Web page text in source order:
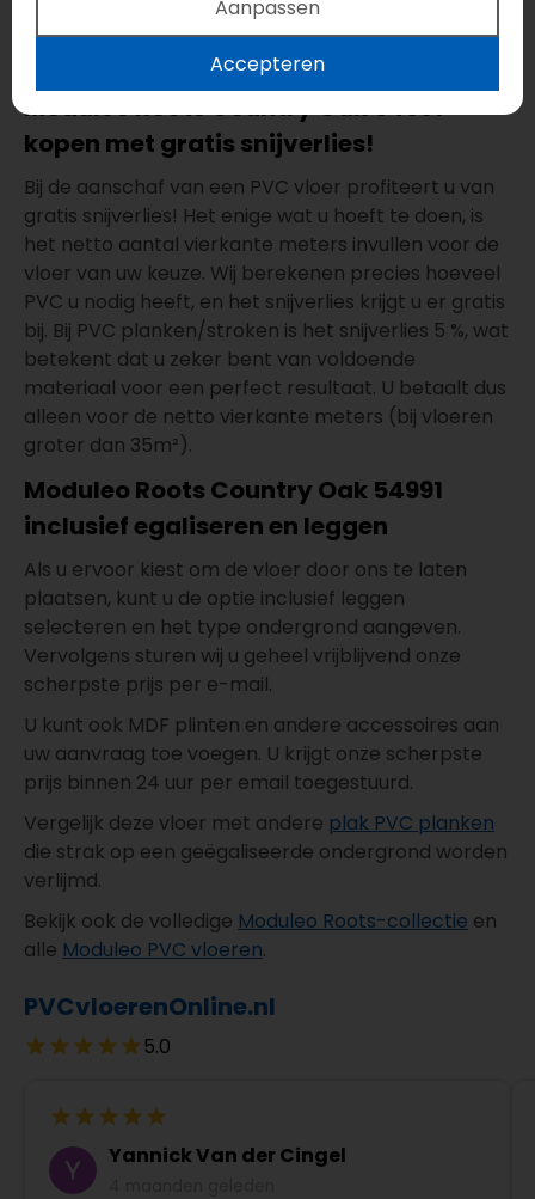
vloerverwarming - vloerkoeling, geluiddempend en
geschikt voor voor natte ruimtes.
Moduleo Roots Country Oak 54991
kopen met gratis snijverlies!
Bij de aanschaf van een PVC vloer profiteert u van
gratis snijverlies! Het enige wat u hoeft te doen, is
het netto aantal vierkante meters invullen voor de
vloer van uw keuze. Wij berekenen precies hoeveel
PVC u nodig heeft, en het snijverlies krijgt u er gratis
bij. Bij PVC planken/stroken is het snijverlies 5 %, wat
betekent dat u zeker bent van voldoende
materiaal voor een perfect resultaat. U betaalt dus
alleen voor de netto vierkante meters (bij vloeren
groter dan 35m²).
Moduleo Roots Country Oak 54991
inclusief egaliseren en leggen
Als u ervoor kiest om de vloer door ons te laten
plaatsen, kunt u de optie inclusief leggen
selecteren en het type ondergrond aangeven.
Vervolgens sturen wij u geheel vrijblijvend onze
scherpste prijs per e-mail.
U kunt ook MDF plinten en andere accessoires aan
uw aanvraag toe voegen. U krijgt onze scherpste
prijs binnen 24 uur per email toegestuurd.
Vergelijk deze vloer met andere plak PVC planken
die strak op een geëgaliseerde ondergrond worden
verlijmd.
Bekijk ook de volledige Moduleo Roots-collectie en
alle Moduleo PVC vloeren.
PVCvloerenOnline.nl
5.0
Yannick Van der Cingel
Aanpassen
Accepteren